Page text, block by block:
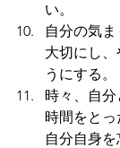
い。
自分の気
大切にし
うにする。
時々、自
時間をと
自分自身